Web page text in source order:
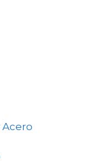
Acero